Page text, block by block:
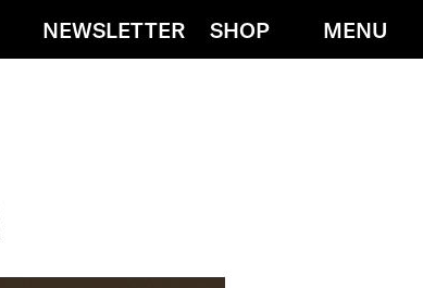
SucheNEWSLETTER SHOP MENU